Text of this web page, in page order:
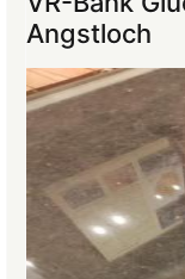
die
Angstloch